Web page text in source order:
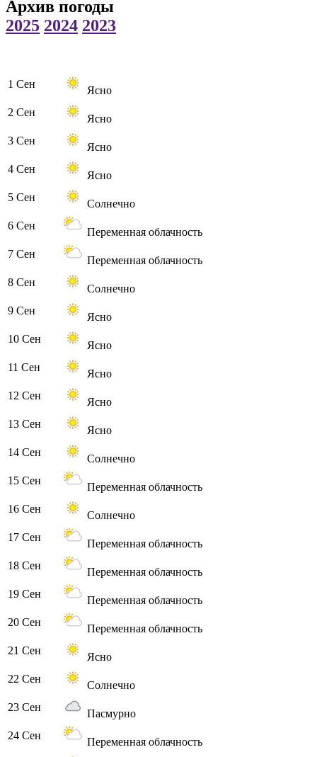
Архив погоды
2025 2024 2023
1 Сен
Ясно
2 Сен
Ясно
3 Сен
Ясно
4 Сен
Ясно
5 Сен
Солнечно
6 Сен
Переменная облачность
7 Сен
Переменная облачность
8 Сен
Солнечно
9 Сен
Ясно
10 Сен
Ясно
11 Сен
Ясно
12 Сен
Ясно
13 Сен
Ясно
14 Сен
Солнечно
15 Сен
Переменная облачность
16 Сен
Солнечно
17 Сен
Переменная облачность
18 Сен
Переменная облачность
19 Сен
Переменная облачность
20 Сен
Переменная облачность
21 Сен
Ясно
22 Сен
Солнечно
23 Сен
Пасмурно
24 Сен
Переменная облачность